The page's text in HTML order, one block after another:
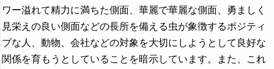
ワー溢れて精力に満ちた側面、華麗で華麗な側面、勇ましく
見栄えの良い側面などの長所を備える虫が象徴するポジティ
ブな人、動物、会社などの対象を大切にしようとして良好な
関係を育もうとしていることを暗示しています。また、これ